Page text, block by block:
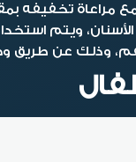
مراعاة تخفيفه
ويتم
وذلك عن